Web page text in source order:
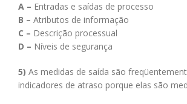
A – Entradas e saídas de processo
B – Atributos de informação
C – Descrição processual
D – Níveis de segurança
5) As medidas de saída são
indicadores de atraso porque elas são